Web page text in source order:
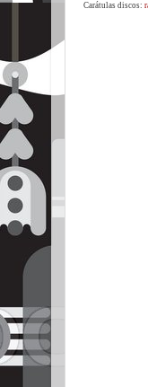
Carátulas discos: